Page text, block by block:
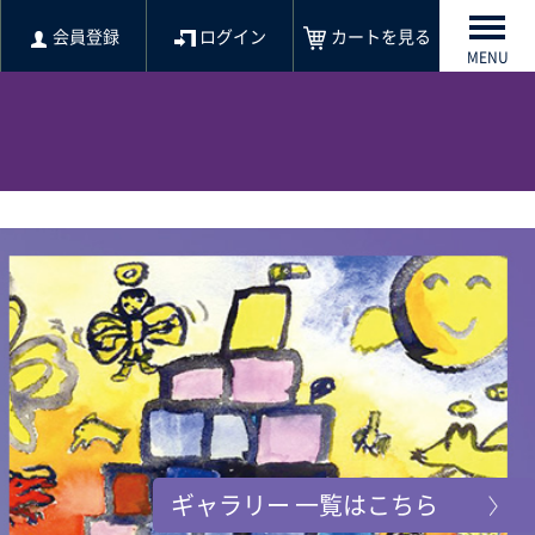
会員登録 ログイン カートを見る
MENU
ギャラリー 一覧はこちら